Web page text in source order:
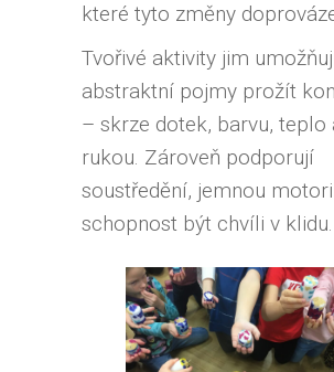
které tyto změny
Tvořivé aktivity jim
abstraktní pojmy prožít
– skrze dotek, barvu, teplo
rukou. Zároveň podporují
soustředění, jemnou
schopnost být chvíli v klidu.